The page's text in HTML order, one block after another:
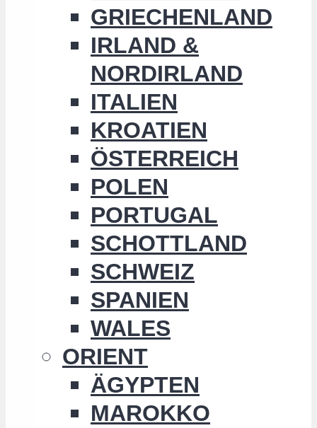
GRIECHENLAND
IRLAND &
NORDIRLAND
ITALIEN
KROATIEN
ÖSTERREICH
POLEN
PORTUGAL
SCHOTTLAND
SCHWEIZ
SPANIEN
WALES
ORIENT
ÄGYPTEN
MAROKKO